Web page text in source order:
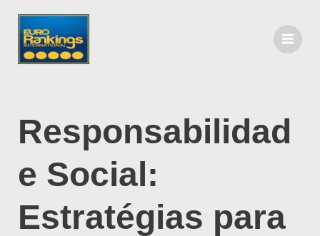
Responsabilidad
e Social:
Estratégias para